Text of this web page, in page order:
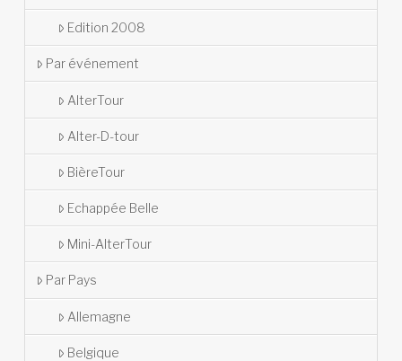
Edition 2008
Par événement
AlterTour
Alter-D-tour
BièreTour
Echappée Belle
Mini-AlterTour
Par Pays
Allemagne
Belgique